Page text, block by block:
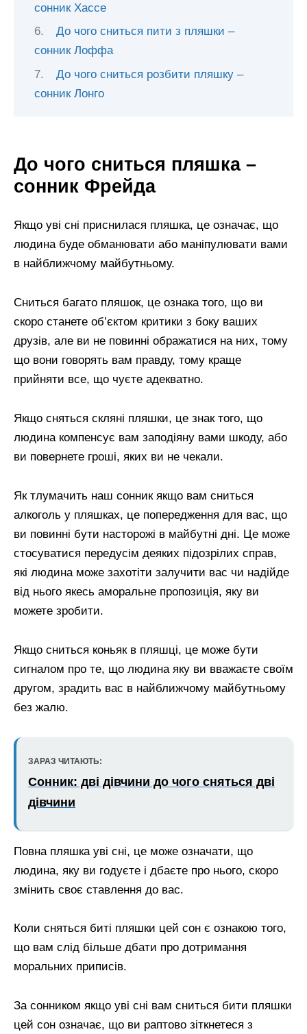
сонник Хассе
До чого сниться пити з пляшки –
сонник Лоффа
До чого сниться розбити пляшку –
сонник Лонго
До чого сниться пляшка –
сонник Фрейда
Якщо уві сні приснилася пляшка, це означає, що
людина буде обманювати або маніпулювати вами
в найближчому майбутньому.
Сниться багато пляшок, це ознака того, що ви
скоро станете об’єктом критики з боку ваших
друзів, але ви не повинні ображатися на них, тому
що вони говорять вам правду, тому краще
прийняти все, що чуєте адекватно.
Якщо сняться скляні пляшки, це знак того, що
людина компенсує вам заподіяну вами шкоду, або
ви повернете гроші, яких ви не чекали.
Як тлумачить наш сонник якщо вам сниться
алкоголь у пляшках, це попередження для вас, що
ви повинні бути насторожі в майбутні дні. Це може
стосуватися передусім деяких підозрілих справ,
які людина може захотіти залучити вас чи надійде
від нього якесь аморальне пропозиція, яку ви
можете зробити.
Якщо сниться коньяк в пляшці, це може бути
сигналом про те, що людина яку ви вважаєте своїм
другом, зрадить вас в найближчому майбутньому
без жалю.
ЗАРАЗ ЧИТАЮТЬ:
Сонник: дві дівчини до чого сняться дві
дівчини
Повна пляшка уві сні, це може означати, що
людина, яку ви годуєте і дбаєте про нього, скоро
змінить своє ставлення до вас.
Коли сняться биті пляшки цей сон є ознакою того,
що вам слід більше дбати про дотримання
моральних приписів.
За сонником якщо уві сні вам сниться бити пляшки
цей сон означає, що ви раптово зіткнетеся з